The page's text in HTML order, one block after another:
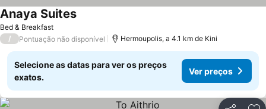
Bed & Breakfast
Anaya Suites
/ Pontuação não disponível Hermoupolis, a 4.1 km de Kini
Selecione as datas para ver os preços
exatos.
Ver preços